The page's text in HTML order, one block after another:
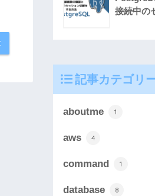
接続中の
記事カテゴリ
aboutme 1
aws 4
command 1
database 8